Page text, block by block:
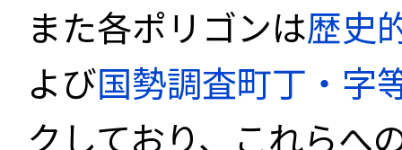
また各ポリゴンは歴史
よび国勢調査町丁・字
クしており、これらへ